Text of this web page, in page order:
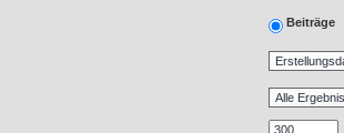
Beiträge